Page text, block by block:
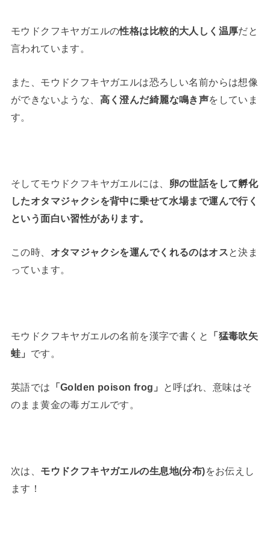
モウドクフキヤガエルの性格は比較的大人しく温厚だと
言われています。
また、モウドクフキヤガエルは恐ろしい名前からは想像
ができないような、 高く澄んだ綺麗な鳴き声をしていま
す。
そしてモウドクフキヤガエルには、 卵の世話をして孵化
したオタマジャクシを背中に乗せて水場まで運んで行く
という面白い習性があります。
この時、 オタマジャクシを運んでくれるのはオスと決ま
っています。
モウドクフキヤガエルの名前を漢字で書くと
「猛毒吹矢
蛙」 です。
英語では 「Golden poison frog」
と呼ばれ、意味はそ
のまま黄金の毒ガエルです。
次は、 モウドクフキヤガエルの生息地(分布)をお伝えし
ます！